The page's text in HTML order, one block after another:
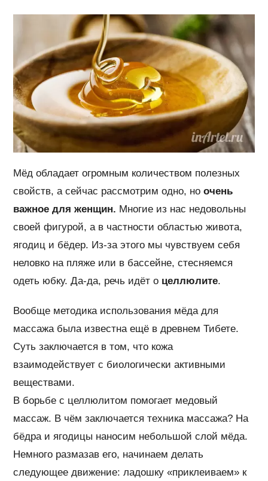
Мёд обладает огромным количеством полезных
свойств, а сейчас рассмотрим одно, ноочень
важное для женщин. Многие из нас недовольны
своей фигурой, а в частности областью живота,
ягодиц и бёдер. Из-за этого мы чувствуем себя
неловко на пляже или в бассейне, стесняемся
одеть юбку. Да-да, речь идёт о целлюлите.
Вообще методика использования мёда для
массажа была известна ещё в древнем Тибете.
Суть заключается в том, что кожа
взаимодействует с биологически активными
веществами.
В борьбе с целлюлитом помогает медовый
массаж. В чём заключается техника массажа? На
бёдра и ягодицы наносим небольшой слой мёда.
Немного размазав его, начинаем делать
следующее движение: ладошку «приклеиваем» к